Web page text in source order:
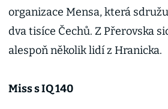
organizace Mensa, která
dva tisíce Čechů. Z Přerovska
alespoň několik lidí z Hranicka.
Miss s IQ 140